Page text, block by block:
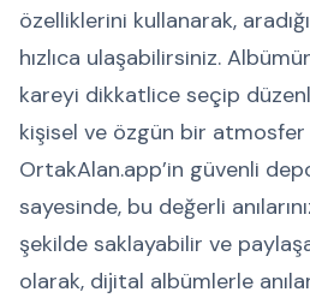
özelliklerini kullanarak,
hızlıca ulaşabilirsiniz.
kareyi dikkatlice seçip
kişisel ve özgün bir atmosfer
OrtakAlan.app’in güvenli
sayesinde, bu değerli
şekilde saklayabilir ve
olarak, dijital albümlerle